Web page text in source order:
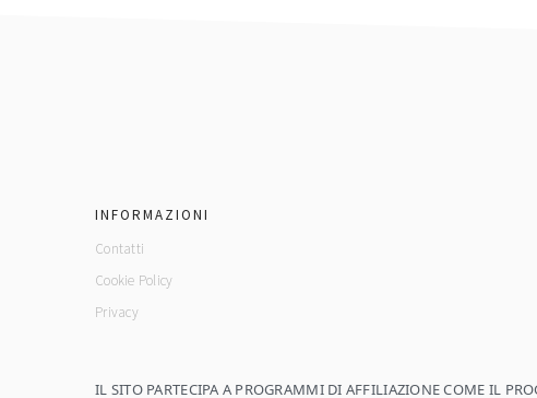
INFORMAZIONI
Contatti
Cookie Policy
Privacy
IL SITO PARTECIPA A PROGRAMMI DI AFFILIAZIONE COME IL